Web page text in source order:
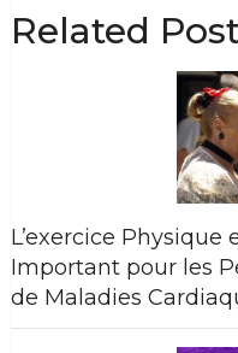
Related
L’exercice
Important pour les
de Maladies